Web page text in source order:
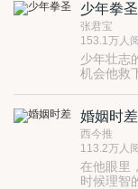
少年拳圣
张君宝
153.1万人
少年壮志
机会他救
一路披荆
异国高手
的王冠——
人生注定
也很……
婚姻时差
西今推
113.2万人
在他眼里
时候理智